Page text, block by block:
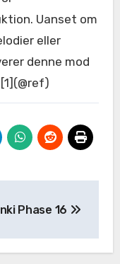
Uanset om
eller
denne mod
Phase 16